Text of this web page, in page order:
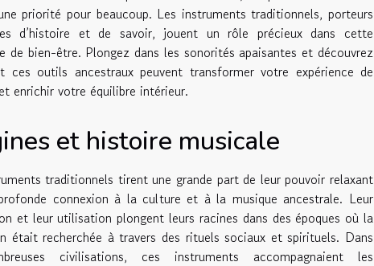
priorité pour beaucoup. Les instruments traditionnels, porteurs
d’histoire et de savoir, jouent un rôle précieux dans cette
de bien-être. Plongez dans les sonorités apaisantes et découvrez
ces outils ancestraux peuvent transformer votre expérience de
enrichir votre équilibre intérieur.
et histoire musicale
traditionnels tirent une grande part de leur pouvoir relaxant
connexion à la culture et à la musique ancestrale. Leur
et leur utilisation plongent leurs racines dans des époques où la
était recherchée à travers des rituels sociaux et spirituels. Dans
civilisations, ces instruments accompagnaient les